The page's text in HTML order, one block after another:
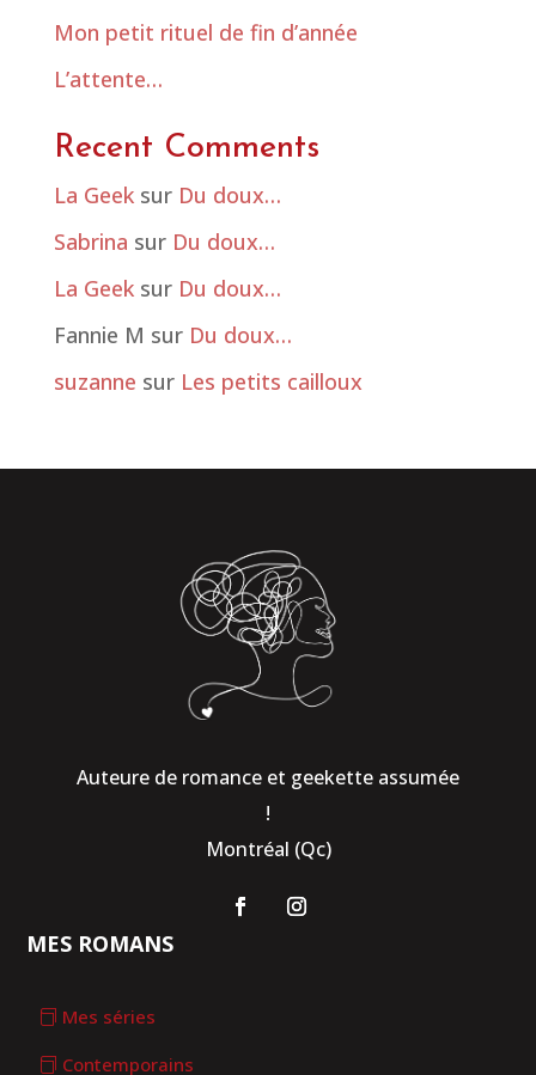
Mon petit rituel de fin d’année
L’attente…
Recent Comments
La Geeksur Du doux…
Sabrina sur Du doux…
La Geeksur Du doux…
Fannie M sur Du doux…
suzanne sur Les petits cailloux
MES ROMANS
Mes séries
Contemporains
Auteure de romance et geekette assumée
!
Montréal (Qc)